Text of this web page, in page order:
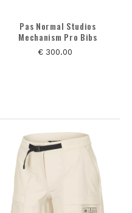
Pas Normal Studios
Mechanism Pro Bibs
€ 300.00